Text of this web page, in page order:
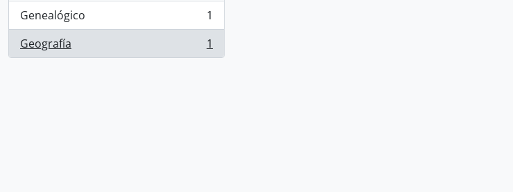
Genealógico
, 1 resultados
1
Geografía
, 1 resultados 1